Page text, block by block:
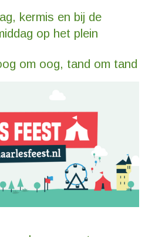
kermis en bij de
op het plein
om oog, tand om tand